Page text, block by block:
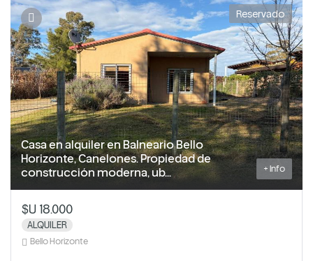
Casa en alquiler en Balneario Bello
Horizonte, Canelones. Propiedad de
construcción moderna, ub...
+ Info
Reservado
$U 18.000
ALQUILER
Bello Horizonte